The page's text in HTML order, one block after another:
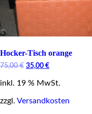
Hocker-Tisch orange
75,00€ Original
was:
35,00 €Current
is:
inkl. 19 % MwSt.
zzgl. Versandkosten